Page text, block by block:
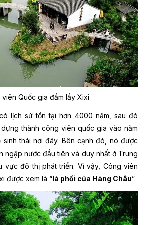
Quốc gia đầm lầy Xixi
lịch sử tồn tại hơn 4000 năm, sau đó
thành công viên quốc gia vào năm
thái nơi đây. Bên cạnh đó, nó được
ngập nước đầu tiên và duy nhất ở Trung
vực đô thị phát triển. Vì vậy, Công viên
được xem là “lá phổi của Hàng Châu”.